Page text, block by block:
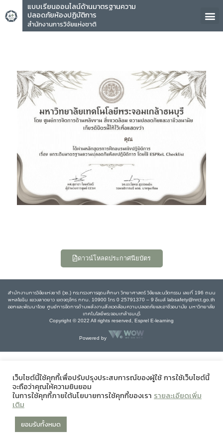
แบบเรียนออนไลน์ด้านมาตรฐานความ
ปลอดภัยห้องปฏิบัติการ
สำนักงานการวิจัยแห่งชาติ
คุณ
ดาวน์โหลดประกาศนียบัตร
สำนักงานการวิจัยแห่งชาติ (วช.) กระทรวงการอุดมศึกษา วิทยาศาสตร์ วิจัยและนวัตกรรม เลขที่ 196 ถนน
พหลโยธิน แขวงลาดยาว เขตจตุจักร กทม. 10900 โทร 0 25791370 – 9 อีเมล์ labsafety@nrct.go.th
ออกและพัฒนาโดย ศูนย์การจัดการด้านพลังงานสิ่งแวดล้อมความปลอดภัยและอาชีวอนามัย มหาวิทยาลัย
เทคโนโลยีพระจอมเกล้าธนบุรี
Copyright © 2022 All rights reserved, Esprel E-learning
Powered by
เว็บไซต์นี้ใช้คุกกี้เพื่อปรับปรุงประสบการณ์ของผู้ใช้ การใช้เว็บไซต์นี้
จะถือว่าคุณให้ความยินยอม
ในการใช้คุกกี้ภายใต้นโยบายการใช้คุกกี้ของเรา รายละเอียดเพิ่ม
เติม
ยอมรับทั้งหมด